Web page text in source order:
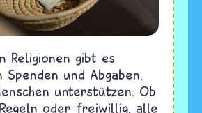
Religionen gibt es
Spenden und Abgaben,
unterstützen. Ob
oder freiwillig, alle